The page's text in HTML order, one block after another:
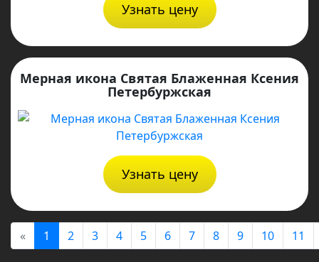
Узнать цену
Мерная икона Святая Блаженная Ксения
Петербуржская
Узнать цену
« 1 2 3 4 5 6 7 8 9 10 11